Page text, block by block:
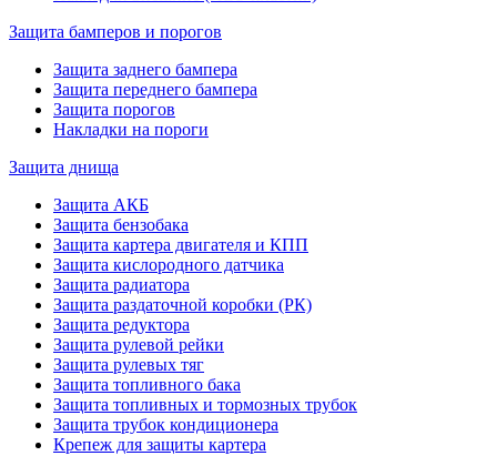
Защита бамперов и порогов
Защита заднего бампера
Защита переднего бампера
Защита порогов
Накладки на пороги
Защита днища
Защита АКБ
Защита бензобака
Защита картера двигателя и КПП
Защита кислородного датчика
Защита радиатора
Защита раздаточной коробки (РК)
Защита редуктора
Защита рулевой рейки
Защита рулевых тяг
Защита топливного бака
Защита топливных и тормозных трубок
Защита трубок кондиционера
Крепеж для защиты картера